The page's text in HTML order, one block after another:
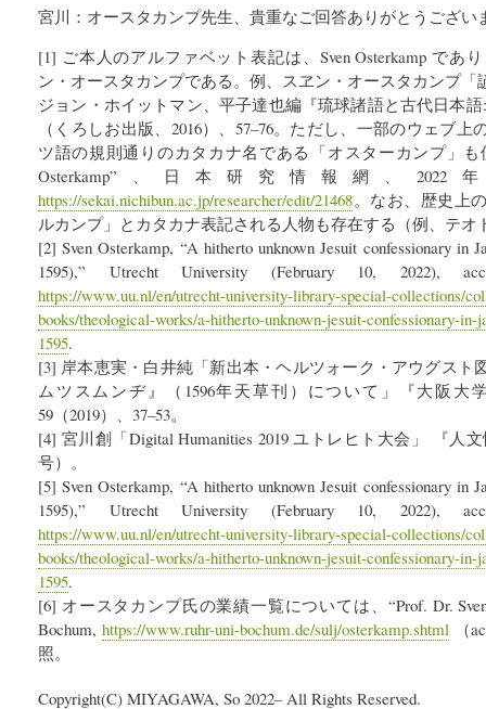
宮川：オースタカンプ先生、貴重なご回答ありがとうござい
[1] ご本人のアルファベット表記は、Sven Osterkamp であ
ン・オースタカンプである。例、スヱン・オースタカンプ
ジョン・ホイットマン、平子達也編『琉球諸語と古代日本
（くろしお出版、2016）、57–76。ただし、一部のウェブ
ツ語の規則通りのカタカナ名である「オスターカンプ」も
Osterkamp”、日本研究情報網、
https://sekai.nichibun.ac.jp/researcher/edit/21468。なお、歴史上
ルカンプ」とカタカナ表記される人物も存在する（例、テ
[2] Sven Osterkamp, “A hitherto unknown Jesuit confessionary in
1595),” Utrecht University (February 10, 2022),
https://www.uu.nl/en/utrecht-university-library-special-collections/
books/theological-works/a-hitherto-unknown-jesuit-confessionary-in-
1595.
[3] 岸本恵実・白井純「新出本・ヘルツォーク・アウグスト
ムツスムンヂ』（1596年天草刊）について」『大阪大
59（2019）、37–53。
[4] 宮川創「Digital Humanities 2019 ユトレヒト大会」 『人
号）。
[5] Sven Osterkamp, “A hitherto unknown Jesuit confessionary in
1595),” Utrecht University (February 10, 2022),
https://www.uu.nl/en/utrecht-university-library-special-collections/
books/theological-works/a-hitherto-unknown-jesuit-confessionary-in-
1595.
[6] オースタカンプ氏の業績一覧については、“Prof. Dr. Sven
Bochum, https://www.ruhr-uni-bochum.de/sulj/osterkamp.shtml（
照。
Copyright(C) MIYAGAWA, So 2022– All Rights Reserved.